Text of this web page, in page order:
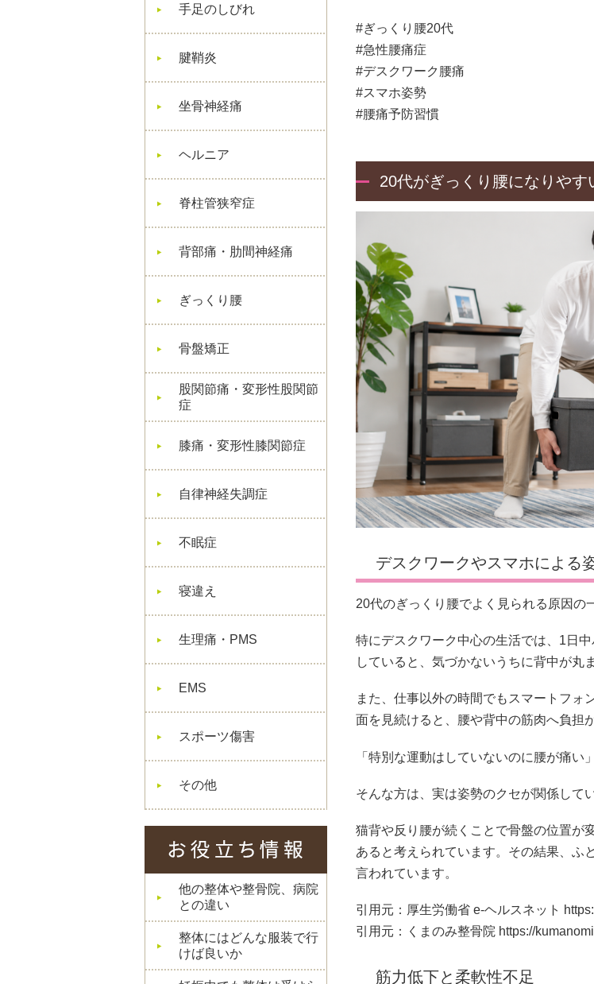
手足のしびれ
腱鞘炎
坐骨神経痛
ヘルニア
脊柱管狭窄症
背部痛・肋間神経痛
ぎっくり腰
骨盤矯正
股関節痛・変形性股関節
症
膝痛・変形性膝関節症
自律神経失調症
不眠症
寝違え
生理痛・PMS
EMS
スポーツ傷害
その他
他の整体や整骨院、病院
との違い
整体にはどんな服装で行
けば良いか
#ぎっくり腰20代
#急性腰痛症
#デスクワーク腰痛
#スマホ姿勢
#腰痛予防習慣
20代がぎっくり腰になりやす
デスクワークやスマホによる
20代のぎっくり腰でよく見られる原因の
特にデスクワーク中心の生活では、1日
していると、気づかないうちに背中が丸
また、仕事以外の時間でもスマートフォ
面を見続けると、腰や背中の筋肉へ負担
「特別な運動はしていないのに腰が痛い」
そんな方は、実は姿勢のクセが関係して
猫背や反り腰が続くことで骨盤の位置が
あると考えられています。その結果、ふ
言われています。
引用元：厚生労働省 e-ヘルスネット
引用元：くまのみ整骨院 https://
筋力低下と柔軟性不足